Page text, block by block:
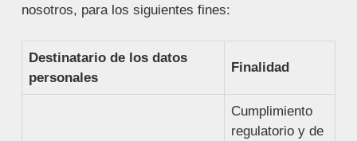
nosotros, para los siguientes fines:
Destinatario de los datos
personales
Finalidad
Cumplimiento
regulatorio y de